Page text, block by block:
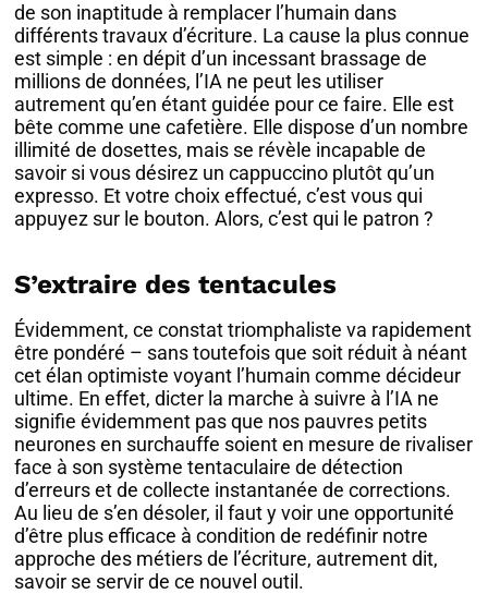
de son inaptitude à remplacer l’humain dans
différents travaux d’écriture. La cause la plus connue
est simple : en dépit d’un incessant brassage de
millions de données, l’IA ne peut les utiliser
autrement qu’en étant guidée pour ce faire. Elle est
bête comme une cafetière. Elle dispose d’un nombre
illimité de dosettes, mais se révèle incapable de
savoir si vous désirez un cappuccino plutôt qu’un
expresso. Et votre choix effectué, c’est vous qui
appuyez sur le bouton. Alors, c’est qui le patron ?
S’extraire des tentacules
Évidemment, ce constat triomphaliste va rapidement
être pondéré – sans toutefois que soit réduit à néant
cet élan optimiste voyant l’humain comme décideur
ultime. En effet, dicter la marche à suivre à l’IA ne
signifie évidemment pas que nos pauvres petits
neurones en surchauffe soient en mesure de rivaliser
face à son système tentaculaire de détection
d’erreurs et de collecte instantanée de corrections.
Au lieu de s’en désoler, il faut y voir une opportunité
d’être plus efficace à condition de redéfinir notre
approche des métiers de l’écriture, autrement dit,
savoir se servir de ce nouvel outil.